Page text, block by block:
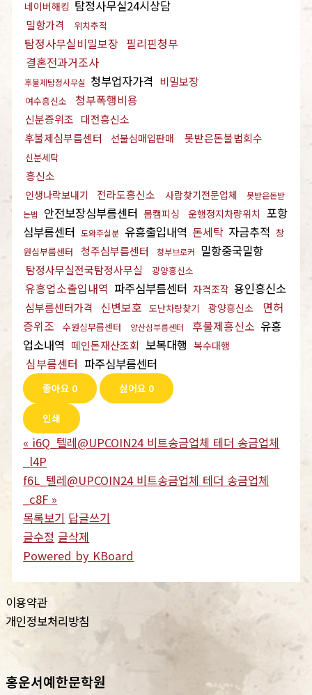
네이버해킹 탐정사무실24시상담
밀항가격 위치추적
탐정사무실비밀보장 필리핀청부
결혼전과거조사
후불제탐정사무실 청부업자가격 비밀보장
여수흥신소 청부폭행비용
신분증위조 대전흥신소
후불제심부름센터
선불심매입판매 못받은돈불법회수
신분세탁
흥신소
인생나락보내기 전라도흥신소 사람찾기전문업체
못받은돈받
는법
안전보장심부름센터 몸캠피싱 운행정지차량위치 포항
심부름센터 도와주실분 유흥출입내역 돈세탁 자금추적 창
원심부름센터
청주심부름센터 청부브로커 밀항중국밀항
탐정사무실전국탐정사무실 광양흥신소
유흥업소출입내역 파주심부름센터 자격조작 용인흥신소
심부름센터가격 신변보호 도난차량찾기 광양흥신소
면허
증위조
수원심부름센터 양산심부름센터 후불제흥신소 유흥
업소내역 떼인돈재산조회 보복대행 복수대행
심부름센터 파주심부름센터
좋아요 0 싫어요 0
인쇄
« i6Q_텔레@UPCOIN24 비트송금업체 테더 송금업체
_l4P
f6L_텔레@UPCOIN24 비트송금업체 테더 송금업체
_c8F »
목록보기 답글쓰기
글수정 글삭제
Powered by KBoard
이용약관
개인정보처리방침
홍운서예한문학원